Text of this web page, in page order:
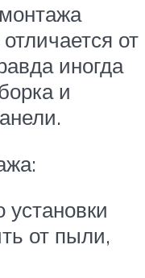
от
иногда
и
установки
от пыли,